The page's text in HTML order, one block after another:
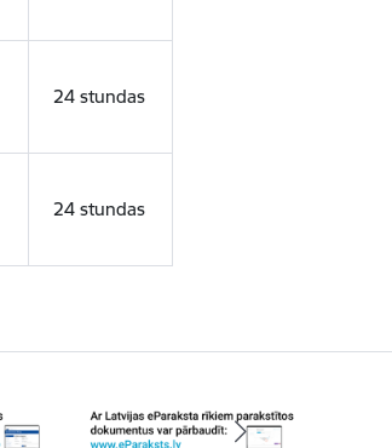
24 stundas
24 stundas